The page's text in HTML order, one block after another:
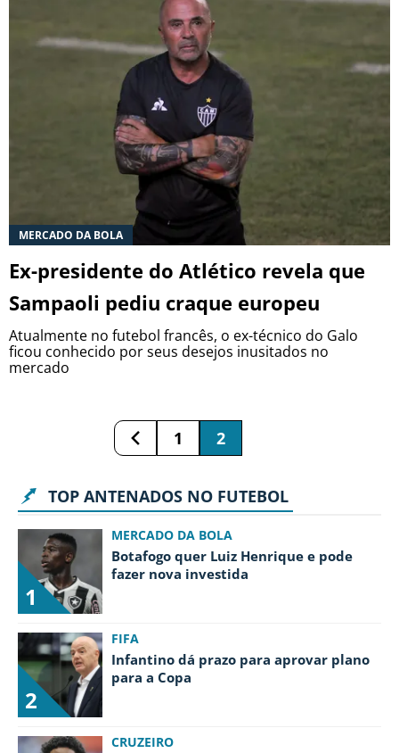
MERCADO DA BOLA
Ex-presidente do Atlético revela que
Sampaoli pediu craque europeu
Atualmente no futebol francês, o ex-técnico do Galo
ficou conhecido por seus desejos inusitados no
mercado
1 2
TOP ANTENADOS NO FUTEBOL
1
MERCADO DA BOLA
Botafogo quer Luiz Henrique e pode
fazer nova investida
2
FIFA
Infantino dá prazo para aprovar plano
para a Copa
CRUZEIRO